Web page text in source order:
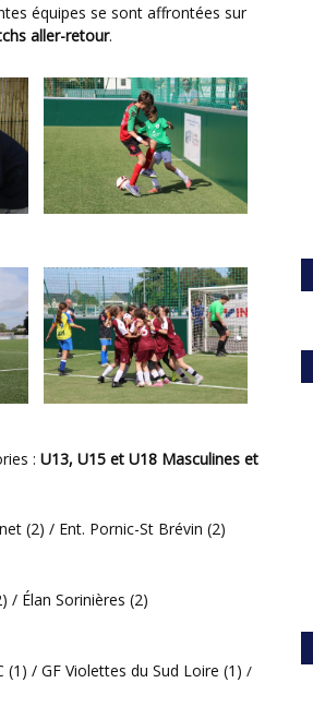
aller-retour.
: U13, U15 et U18 Masculines et
(2) / Ent. Pornic-St Brévin (2)
/ Élan Sorinières (2)
(1) / GF Violettes du Sud Loire (1) /